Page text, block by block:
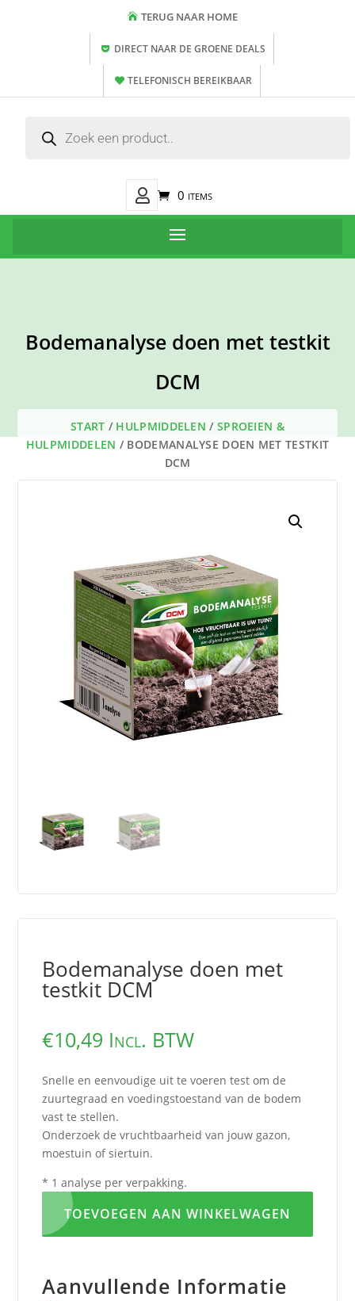
TERUG NAAR HOME
DIRECT NAAR DE GROENE DEALS
TELEFONISCH BEREIKBAAR
zoeken
Mijn
Account
0 items
Bodemanalyse doen met testkit
DCM
START / HULPMIDDELEN / SPROEIEN &
HULPMIDDELEN / BODEMANALYSE DOEN MET TESTKIT
DCM
Bodemanalyse doen met
testkit DCM
€10,49 Incl. BTW
Snelle en eenvoudige uit te voeren test om de
zuurtegraad en voedingstoestand van de bodem
vast te stellen.
Onderzoek de vruchtbaarheid van jouw gazon,
moestuin of siertuin.
* 1 analyse per verpakking.
TOEVOEGEN AAN WINKELWAGEN
Aanvullende Informatie